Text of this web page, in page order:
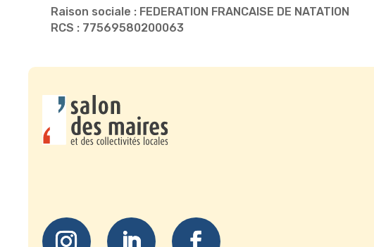
Raison sociale : FEDERATION FRANCAISE DE NATATION
RCS : 77569580200063